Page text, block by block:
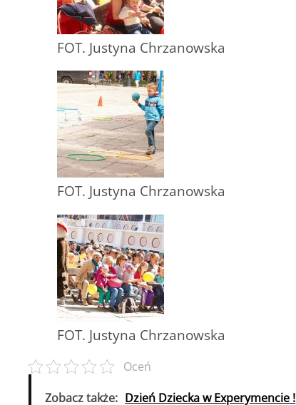
FOT. Justyna Chrzanowska
FOT. Justyna Chrzanowska
FOT. Justyna Chrzanowska
Oceń
Zobacz także: Dzień Dziecka w Experymencie !